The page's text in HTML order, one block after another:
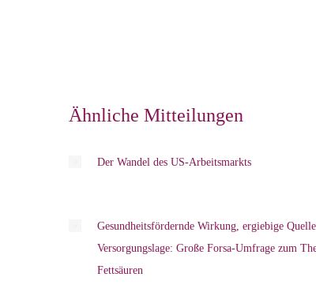
Ähnliche Mitteilungen
Der Wandel des US-Arbeitsmarkts
Gesundheitsfördernde Wirkung, ergiebige
Versorgungslage: Große Forsa-Umfrage zum
Fettsäuren